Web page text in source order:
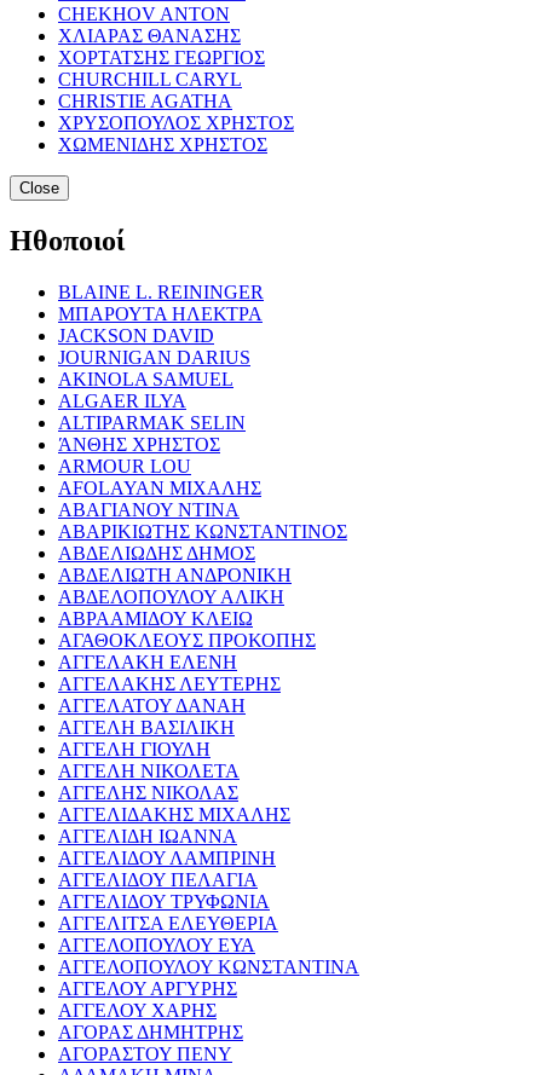
CHEKHOV ANTON
ΧΛΙΑΡΑΣ ΘΑΝΑΣΗΣ
ΧΟΡΤΑΤΣΗΣ ΓΕΩΡΓΙΟΣ
CHURCHILL CARYL
CHRISTIE AGATHA
ΧΡΥΣΟΠΟΥΛΟΣ ΧΡΗΣΤΟΣ
ΧΩΜΕΝΙΔΗΣ ΧΡΗΣΤΟΣ
Close
Ηθοποιοί
BLAINE L. REININGER
ΜΠΑΡΟΥΤΑ ΗΛΕΚΤΡΑ
JACKSON DAVID
JOURNIGAN DARIUS
AKINOLA SAMUEL
ALGAER ILYA
ALTIPARMAK SELIN
ΆΝΘΗΣ ΧΡΗΣΤΟΣ
ARMOUR LOU
AFOLAYAN ΜΙΧΑΛΗΣ
ΑΒΑΓΙΑΝΟΥ ΝΤΙΝΑ
ΑΒΑΡΙΚΙΩΤΗΣ ΚΩΝΣΤΑΝΤΙΝΟΣ
ΑΒΔΕΛΙΩΔΗΣ ΔΗΜΟΣ
ΑΒΔΕΛΙΩΤΗ ΑΝΔΡΟΝΙΚΗ
ΑΒΔΕΛΟΠΟΥΛΟΥ ΑΛΙΚΗ
ΑΒΡΑΑΜΙΔΟΥ ΚΛΕΙΩ
ΑΓΑΘΟΚΛΕΟΥΣ ΠΡΟΚΟΠΗΣ
ΑΓΓΕΛΑΚΗ ΕΛΕΝΗ
ΑΓΓΕΛΑΚΗΣ ΛΕΥΤΕΡΗΣ
ΑΓΓΕΛΑΤΟΥ ΔΑΝΑΗ
ΑΓΓΕΛΗ ΒΑΣΙΛΙΚΗ
ΑΓΓΕΛΗ ΓΙΟΥΛΗ
ΑΓΓΕΛΗ ΝΙΚΟΛΕΤΑ
ΑΓΓΕΛΗΣ ΝΙΚΟΛΑΣ
ΑΓΓΕΛΙΔΑΚΗΣ ΜΙΧΑΛΗΣ
ΑΓΓΕΛΙΔΗ ΙΩΑΝΝΑ
ΑΓΓΕΛΙΔΟΥ ΛΑΜΠΡΙΝΗ
ΑΓΓΕΛΙΔΟΥ ΠΕΛΑΓΙΑ
ΑΓΓΕΛΙΔΟΥ ΤΡΥΦΩΝΙΑ
ΑΓΓΕΛΙΤΣΑ ΕΛΕΥΘΕΡΙΑ
ΑΓΓΕΛΟΠΟΥΛΟΥ ΕΥΑ
ΑΓΓΕΛΟΠΟΥΛΟΥ ΚΩΝΣΤΑΝΤΙΝΑ
ΑΓΓΕΛΟΥ ΑΡΓΥΡΗΣ
ΑΓΓΕΛΟΥ ΧΑΡΗΣ
ΑΓΟΡΑΣ ΔΗΜΗΤΡΗΣ
ΑΓΟΡΑΣΤΟΥ ΠΕΝΥ